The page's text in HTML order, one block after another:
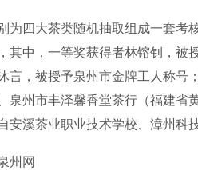
为四大茶类随机抽取组成一套考
其中，一等奖获得者林镕钊，被
言，被授予泉州市金牌工人称号
泉州市丰泽馨香堂茶行（福建省
安溪茶业职业技术学校、漳州科
州网